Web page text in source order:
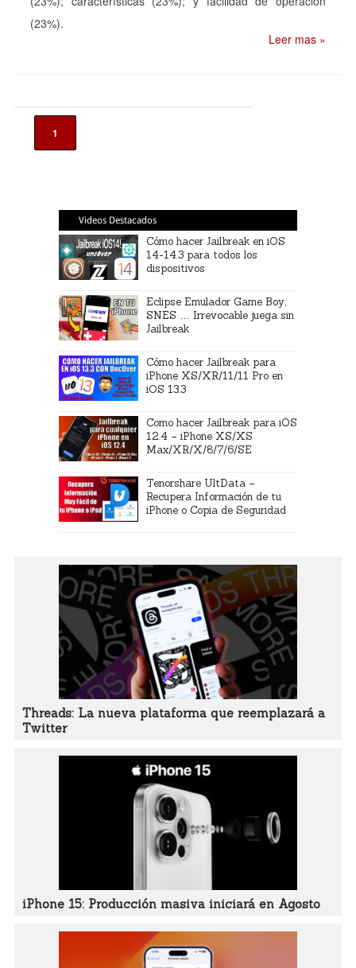
(23%).
Leer mas »
1
Videos Destacados
Cómo hacer Jailbreak en iOS
14-14.3 para todos los
dispositivos
Eclipse Emulador Game Boy,
SNES … Irrevocable juega sin
Jailbreak
Cómo hacer Jailbreak para
iPhone XS/XR/11/11 Pro en
iOS 13.3
Como hacer Jailbreak para iOS
12.4 – iPhone XS/XS
Max/XR/X/8/7/6/SE
Tenorshare UltData –
Recupera Información de tu
iPhone o Copia de Seguridad
Threads: La nueva plataforma que reemplazará a
Twitter
iPhone 15: Producción masiva iniciará en Agosto